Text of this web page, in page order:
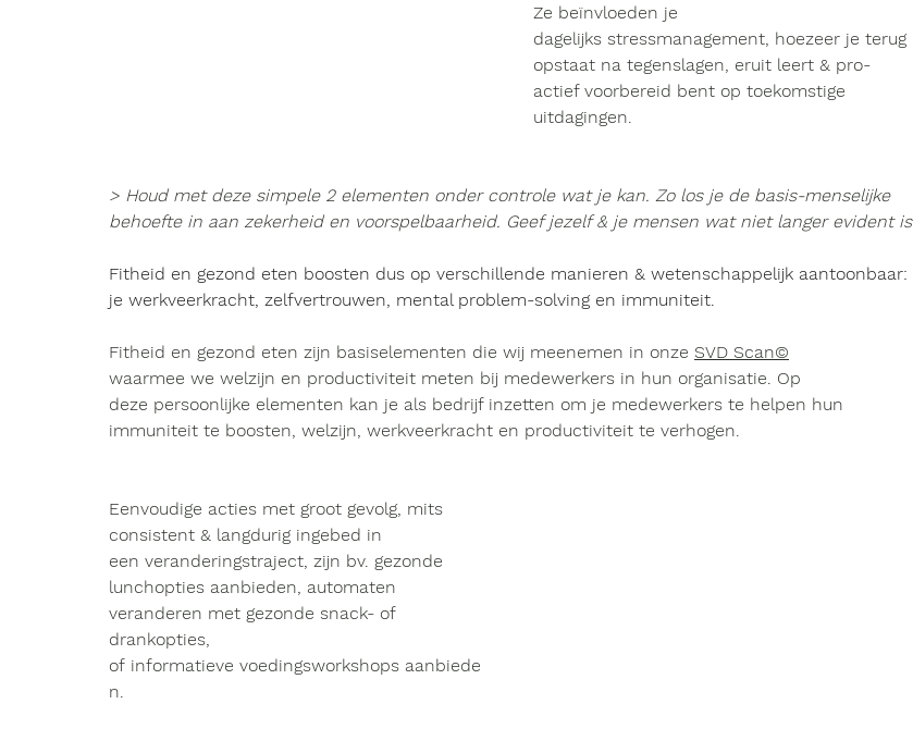
Ze beïnvloeden je
dagelijks stressmanagement, hoezeer je terug
opstaat na tegenslagen, eruit leert & pro-
actief voorbereid bent op toekomstige
uitdagingen.
> Houd met deze simpele 2 elementen onder controle wat je kan. Zo los je de basis-menselijke
behoefte in aan zekerheid en voorspelbaarheid. Geef jezelf & je mensen wat niet langer evident is
Fitheid en gezond eten boosten dus op verschillende manieren & wetenschappelijk aantoonbaar:
je werkveerkracht, zelfvertrouwen, mental problem-solving en immuniteit.
Fitheid en gezond eten zijn basiselementen die wij meenemen in onze SVD Scan©
waarmee we welzijn en productiviteit meten bij medewerkers in hun organisatie. Op
deze persoonlijke elementen kan je als bedrijf inzetten om je medewerkers te helpen hun
immuniteit te boosten, welzijn, werkveerkracht en productiviteit te verhogen.
Eenvoudige acties met groot gevolg, mits
consistent & langdurig ingebed in
een veranderingstraject, zijn bv. gezonde
lunchopties aanbieden, automaten
veranderen met gezonde snack- of
drankopties,
of informatieve voedingsworkshops aanbiede
n.